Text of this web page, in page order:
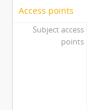
Access points
Subject access
points